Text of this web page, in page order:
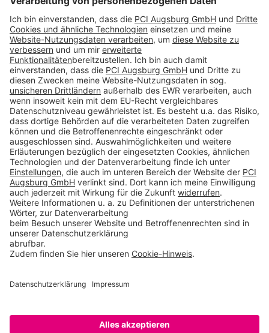
Material verschwendet. Das ist nicht nur nachhaltig
sondern auchkostensparend.
Folge uns auf:
Produkte CH
Toolbox
Über THOMSIT
Kontakt